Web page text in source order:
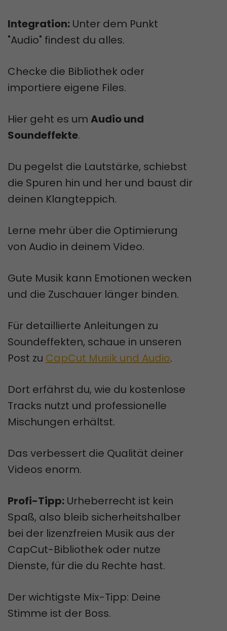
Integration: Unter dem Punkt
"Audio" findest du alles.
Checke die Bibliothek oder
importiere eigene Files.
Hier geht es um Audio und
Soundeffekte.
Du pegelst die Lautstärke, schiebst
die Spuren hin und her und baust dir
deinen Klangteppich.
Lerne mehr über die Optimierung
von Audio in deinem Video.
Gute Musik kann Emotionen wecken
und die Zuschauer länger binden.
Für detaillierte Anleitungen zu
Soundeffekten, schaue in unseren
Post zu CapCut Musik und Audio.
Dort erfährst du, wie du kostenlose
Tracks nutzt und professionelle
Mischungen erhältst.
Das verbessert die Qualität deiner
Videos enorm.
Profi-Tipp: Urheberrecht ist kein
Spaß, also bleib sicherheitshalber
bei der lizenzfreien Musik aus der
CapCut-Bibliothek oder nutze
Dienste, für die du Rechte hast.
Der wichtigste Mix-Tipp: Deine
Stimme ist der Boss.